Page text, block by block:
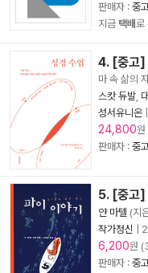
판매자 : 중
지금 택배로
4. [중고]
마 속 삶의
스캇 듀발
성서유니온
24,800
판매자 : 중
5. [중고]
얀 마텔 (지
작가정신
6,200원
판매자 : 중